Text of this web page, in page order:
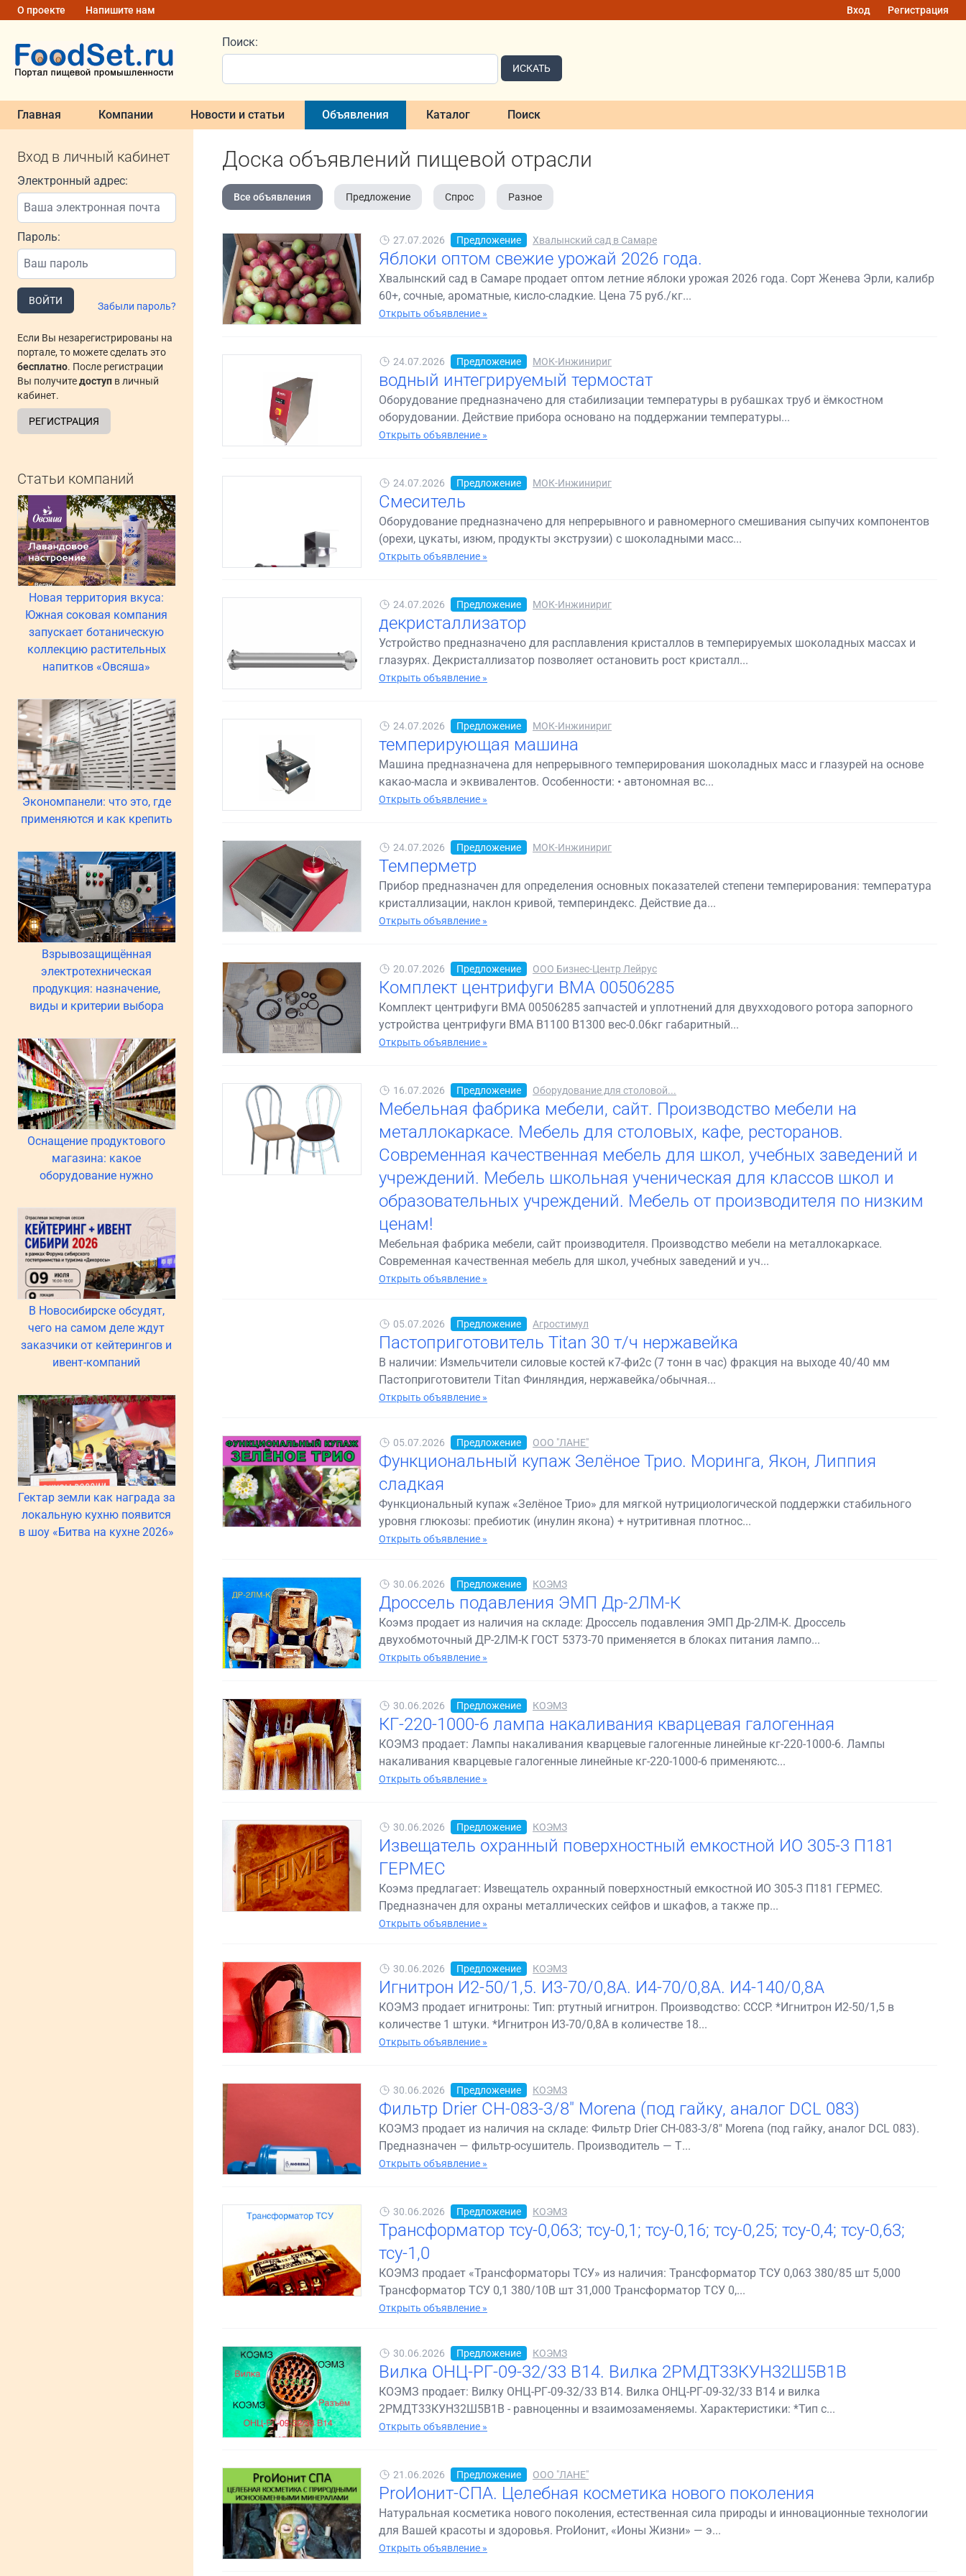
О проекте Напишите нам Вход Регистрация
Поиск:
ИСКАТЬ
Главная Компании Новости и статьи Объявления Каталог Поиск
Вход в личный кабинет
Электронный адрес:
Пароль:
ВОЙТИ Забыли пароль?
Если Вы незарегистрированы на
портале, то можете сделать это
бесплатно. После регистрации
Вы получитедоступ в личный
кабинет.
РЕГИСТРАЦИЯ
Статьи компаний
Новая территория вкуса:
Южная соковая компания
запускает ботаническую
коллекцию растительных
напитков «Овсяша»
Экономпанели: что это, где
применяются и как крепить
Взрывозащищённая
электротехническая
продукция: назначение,
виды и критерии выбора
Оснащение продуктового
магазина: какое
оборудование нужно
В Новосибирске обсудят,
чего на самом деле ждут
заказчики от кейтерингов и
ивент-компаний
Гектар земли как награда за
локальную кухню появится
в шоу «Битва на кухне 2026»
Доска объявлений пищевой отрасли
Все объявления Предложение Спрос Разное
27.07.2026 Предложение Хвалынский сад в Самаре
Яблоки оптом свежие урожай 2026 года.
Хвалынский сад в Самаре продает оптом летние яблоки урожая 2026 года. Сорт Женева Эрли, калибр
60+, сочные, ароматные, кисло-сладкие. Цена 75 руб./кг...
Открыть объявление »
24.07.2026 Предложение МОК-Инжинириг
водный интегрируемый термостат
Оборудование предназначено для стабилизации температуры в рубашках труб и ёмкостном
оборудовании. Действие прибора основано на поддержании температуры...
Открыть объявление »
24.07.2026 Предложение МОК-Инжинириг
Смеситель
Оборудование предназначено для непрерывного и равномерного смешивания сыпучих компонентов
(орехи, цукаты, изюм, продукты экструзии) с шоколадными масс...
Открыть объявление »
24.07.2026 Предложение МОК-Инжинириг
декристаллизатор
Устройство предназначено для расплавления кристаллов в темперируемых шоколадных массах и
глазурях. Декристаллизатор позволяет остановить рост кристалл...
Открыть объявление »
24.07.2026 Предложение МОК-Инжинириг
темперирующая машина
Машина предназначена для непрерывного темперирования шоколадных масс и глазурей на основе
какао-масла и эквивалентов. Особенности: • автономная вс...
Открыть объявление »
24.07.2026 Предложение МОК-Инжинириг
Темперметр
Прибор предназначен для определения основных показателей степени темперирования: температура
кристаллизации, наклон кривой, темпериндекс. Действие да...
Открыть объявление »
20.07.2026 Предложение ООО Бизнес-Центр Лейрус
Комплект центрифуги BMA 00506285
Комплект центрифуги BMA 00506285 запчастей и уплотнений для двухходового ротора запорного
устройства центрифуги BMA B1100 B1300 вес-0.06кг габаритный...
Открыть объявление »
16.07.2026 Предложение Оборудование для столовой...
Мебельная фабрика мебели, сайт. Производство мебели на
металлокаркасе. Мебель для столовых, кафе, ресторанов.
Современная качественная мебель для школ, учебных заведений и
учреждений. Мебель школьная ученическая для классов школ и
образовательных учреждений. Мебель от производителя по низким
ценам!
Мебельная фабрика мебели, сайт производителя. Производство мебели на металлокаркасе.
Современная качественная мебель для школ, учебных заведений и уч...
Открыть объявление »
05.07.2026 Предложение Агростимул
Пастоприготовитель Titan 30 т/ч нержавейка
В наличии: Измельчители силовые костей к7-фи2с (7 тонн в час) фракция на выходе 40/40 мм
Пастоприготовители Titan Финляндия, нержавейка/обычная...
Открыть объявление »
05.07.2026 Предложение ООО "ЛАНЕ"
Функциональный купаж Зелёное Трио. Моринга, Якон, Липпия
сладкая
Функциональный купаж «Зелёное Трио» для мягкой нутрициологической поддержки стабильного
уровня глюкозы: пребиотик (инулин якона) + нутритивная плотнос...
Открыть объявление »
30.06.2026 Предложение КОЭМЗ
Дроссель подавления ЭМП Др-2ЛМ-К
Коэмз продает из наличия на складе: Дроссель подавления ЭМП Др-2ЛМ-К. Дроссель
двухобмоточный ДР-2ЛМ-К ГОСТ 5373-70 применяется в блоках питания лампо...
Открыть объявление »
30.06.2026 Предложение КОЭМЗ
КГ-220-1000-6 лампа накаливания кварцевая галогенная
КОЭМЗ продает: Лампы накаливания кварцевые галогенные линейные кг-220-1000-6. Лампы
накаливания кварцевые галогенные линейные кг-220-1000-6 применяютс...
Открыть объявление »
30.06.2026 Предложение КОЭМЗ
Извещатель охранный поверхностный емкостной ИО 305-3 П181
ГЕРМЕС
Коэмз предлагает: Извещатель охранный поверхностный емкостной ИО 305-3 П181 ГЕРМЕС.
Предназначен для охраны металлических сейфов и шкафов, а также пр...
Открыть объявление »
30.06.2026 Предложение КОЭМЗ
Игнитрон И2-50/1,5. И3-70/0,8А. И4-70/0,8А. И4-140/0,8А
КОЭМЗ продает игнитроны: Тип: ртутный игнитpон. Пpоизводство: СCCP. *Игнитрон И2-50/1,5 в
количестве 1 штуки. *Игнитрон И3-70/0,8А в количестве 18...
Открыть объявление »
30.06.2026 Предложение КОЭМЗ
Фильтр Drier CH-083-3/8" Morena (под гайку, аналог DCL 083)
КОЭМЗ продает из наличия на складе: Фильтр Drier CH-083-3/8" Morena (под гайку, аналог DCL 083).
Предназначен — фильтр-осушитель. Производитель — Т...
Открыть объявление »
30.06.2026 Предложение КОЭМЗ
Трансформатор тсу-0,063; тсу-0,1; тсу-0,16; тсу-0,25; тсу-0,4; тсу-0,63;
тсу-1,0
КОЭМЗ продает «Трансформаторы ТСУ» из наличия: Трансформатор ТСУ 0,063 380/85 шт 5,000
Трансформатор ТСУ 0,1 380/10В шт 31,000 Трансформатор ТСУ 0,...
Открыть объявление »
30.06.2026 Предложение КОЭМЗ
Вилка ОНЦ-РГ-09-32/33 В14. Вилка 2РМДТ33КУН32Ш5В1В
КОЭМЗ продает: Вилку ОНЦ-РГ-09-32/33 В14. Вилка ОНЦ-РГ-09-32/33 В14 и вилка
2РМДТ33КУН32Ш5В1В - равноценны и взаимозаменяемы. Характеристики: *Тип с...
Открыть объявление »
21.06.2026 Предложение ООО "ЛАНЕ"
ProИонит-СПА. Целебная косметика нового поколения
Натуральная косметика нового поколения, естественная сила природы и инновационные технологии
для Вашей красоты и здоровья. ProИонит, «Ионы Жизни» — э...
Открыть объявление »